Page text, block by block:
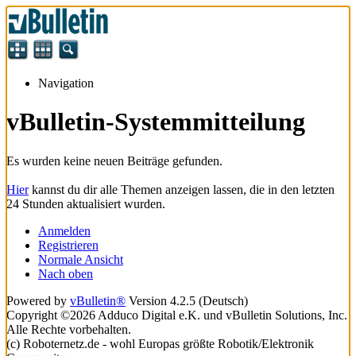
Navigation
vBulletin-Systemmitteilung
Es wurden keine neuen Beiträge gefunden.
Hierkannst du dir alle Themen anzeigen lassen, die in den letzten
24 Stunden aktualisiert wurden.
Anmelden
Registrieren
Normale Ansicht
Nach oben
Powered by vBulletin® Version 4.2.5 (Deutsch)
Copyright ©2026 Adduco Digital e.K. und vBulletin Solutions, Inc.
Alle Rechte vorbehalten.
(c) Roboternetz.de - wohl Europas größte Robotik/Elektronik